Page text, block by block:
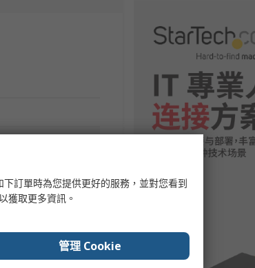
訂單時為您提供更好的服務，並對您看到
獲取更多資訊。
管理 Cookie